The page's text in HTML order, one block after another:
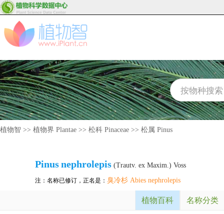
植物智 >> 植物界 Plantae >> 松科 Pinaceae >> 松属 Pinus
Pinusnephrolepis (Trautv. ex Maxim.) Voss
注：名称已修订，正名是： 臭冷杉 Abies nephrolepis
植物百科 名称分类